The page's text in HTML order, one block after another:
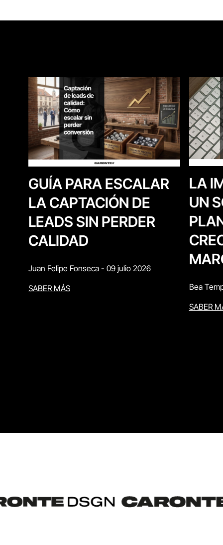
GUÍA PARA ESCALAR
LA CAPTACIÓN DE
LEADS SIN PERDER
CALIDAD
Juan Felipe Fonseca - 09 julio 2026
SABER MÁS
LA
UN
Bea
SABER